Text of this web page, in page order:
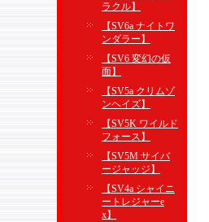
ラクル】
【SV6a ナイトワ
ンダラー】
【SV6 変幻の仮
面】
【SV5a クリムゾ
ンヘイズ】
【SV5K ワイルド
フォース】
【SV5M サイバ
ージャッジ】
【SV4a シャイニ
ートレジャーe
x】